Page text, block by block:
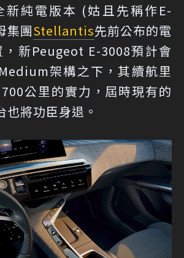
新純電版本 (姑且先稱作E-
集團Stellantis先前公布的電
新Peugeot E-3008預計會
架構之下，其續航里
公里的實力，屆時現有的
也將功臣身退。